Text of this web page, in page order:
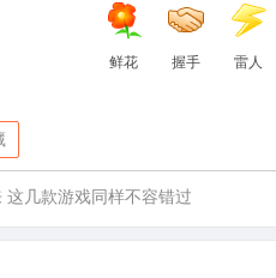
鲜花 握手 雷人
这几款游戏同样不容错过